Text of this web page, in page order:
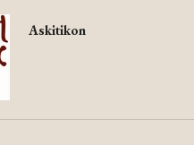
Askitikon